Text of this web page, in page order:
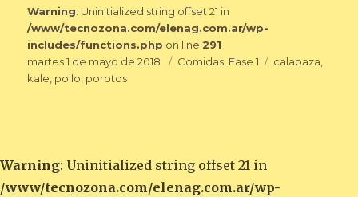
Warning: Uninitialized string offset 21 in
/www/tecnozona.com/elenag.com.ar/wp-
includes/functions.php on line 291
Publicado
el
martes 1 de mayo de 2018 Categorías
Comidas, Fase 1 Etiquetas
calabaza,
kale, pollo, porotos
Warning: Uninitialized string offset 21 in
/www/tecnozona.com/elenag.com.ar/wp-